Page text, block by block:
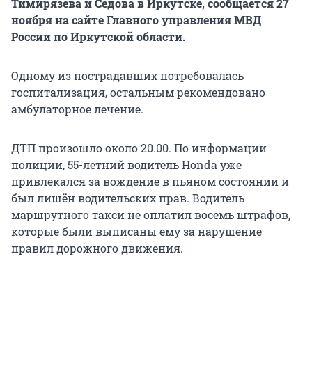
Тимирязева и Седова в Иркутске, сообщается 27
ноября на сайте Главного управления МВД
России по Иркутской области.
Одному из пострадавших потребовалась
госпитализация, остальным рекомендовано
амбулаторное лечение.
ДТП произошло около 20.00. По информации
полиции, 55-летний водитель Honda уже
привлекался за вождение в пьяном состоянии и
был лишён водительских прав. Водитель
маршрутного такси не оплатил восемь штрафов,
которые были выписаны ему за нарушение
правил дорожного движения.